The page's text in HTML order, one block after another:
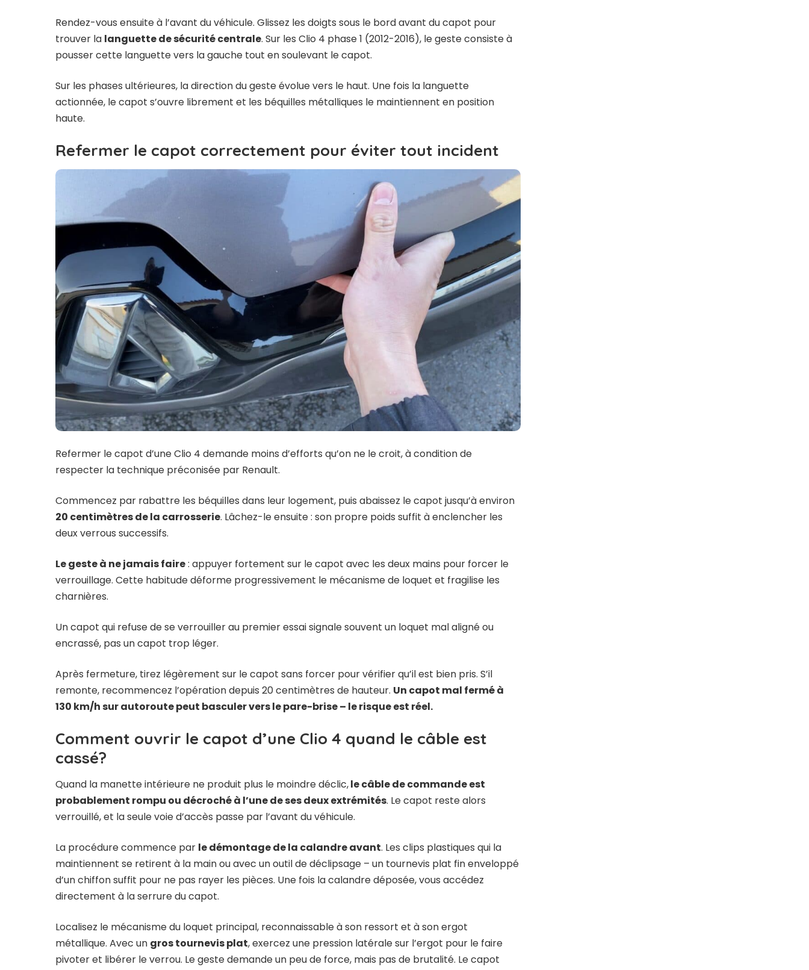
Rendez-vous ensuite à l’avant du véhicule. Glissez les doigts sous le bord avant du capot pour
trouver la languette de sécurité centrale. Sur les Clio 4 phase 1 (2012-2016), le geste consiste à
pousser cette languette vers la gauche tout en soulevant le capot.
Sur les phases ultérieures, la direction du geste évolue vers le haut. Une fois la languette
actionnée, le capot s’ouvre librement et les béquilles métalliques le maintiennent en position
haute.
Refermer le capot correctement pour éviter tout incident
Refermer le capot d’une Clio 4 demande moins d’efforts qu’on ne le croit, à condition de
respecter la technique préconisée par Renault.
Commencez par rabattre les béquilles dans leur logement, puis abaissez le capot jusqu’à environ
20 centimètres de la carrosserie. Lâchez-le ensuite : son propre poids suffit à enclencher les
deux verrous successifs.
Le geste à ne jamais faire: appuyer fortement sur le capot avec les deux mains pour forcer le
verrouillage. Cette habitude déforme progressivement le mécanisme de loquet et fragilise les
charnières.
Un capot qui refuse de se verrouiller au premier essai signale souvent un loquet mal aligné ou
encrassé, pas un capot trop léger.
Après fermeture, tirez légèrement sur le capot sans forcer pour vérifier qu’il est bien pris. S’il
remonte, recommencez l’opération depuis 20 centimètres de hauteur. Un capot mal fermé à
130 km/h sur autoroute peut basculer vers le pare-brise – le risque est réel.
Comment ouvrir le capot d’une Clio 4 quand le câble est
cassé?
Quand la manette intérieure ne produit plus le moindre déclic,le câble de commande est
probablement rompu ou décroché à l’une de ses deux extrémités. Le capot reste alors
verrouillé, et la seule voie d’accès passe par l’avant du véhicule.
La procédure commence par le démontage de la calandre avant. Les clips plastiques qui la
maintiennent se retirent à la main ou avec un outil de déclipsage – un tournevis plat fin enveloppé
d’un chiffon suffit pour ne pas rayer les pièces. Une fois la calandre déposée, vous accédez
directement à la serrure du capot.
Localisez le mécanisme du loquet principal, reconnaissable à son ressort et à son ergot
métallique. Avec un gros tournevis plat, exercez une pression latérale sur l’ergot pour le faire
pivoter et libérer le verrou. Le geste demande un peu de force, mais pas de brutalité. Le capot